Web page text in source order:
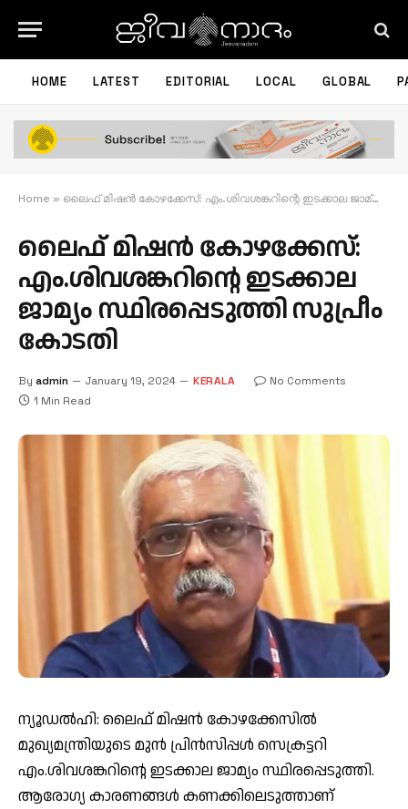
HOME LATEST EDITORIAL LOCAL GLOBAL
Home » ലൈഫ് മിഷൻ കോഴക്കേസ്: എം.ശിവശങ്കറിന്റെ ഇടക്കാല ജാമ്യം സ്ഥിരപ്പെടുത്തി സുപ്രീം കോടതി
ലൈഫ് മിഷൻ കോഴക്കേസ്:
എം.ശിവശങ്കറിന്റെ ഇടക്കാല
ജാമ്യം സ്ഥിരപ്പെടുത്തി സുപ്രീം
കോടതി
By admin January 19, 2024 KERALA
No Comments
1 Min Read
ന്യൂഡൽഹി: ലൈഫ് മിഷൻ കോഴക്കേസിൽ
മുഖ്യമന്ത്രിയുടെ മുൻ പ്രിൻസിപ്പൾ സെക്രട്ടറി
എം.ശിവശങ്കറിന്റെ ഇടക്കാല ജാമ്യം സ്ഥിരപ്പെടുത്തി.
ആരോഗ്യ കാരണങ്ങൾ കണക്കിലെടുത്താണ്